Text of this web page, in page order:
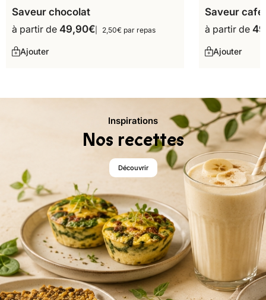
Saveur chocolat
à partir de 49,90€ 2,50€ par repas
Ajouter
Saveur café
à partir de
Ajouter
Inspirations
Nos recettes
Découvrir